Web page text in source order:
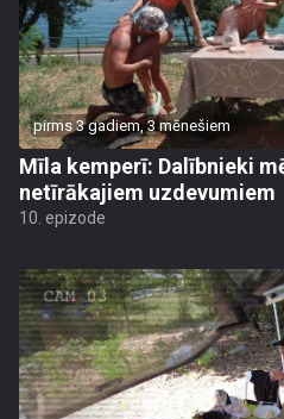
pirms 3 gadiem, 3 mēnešiem
Mīla kemperī: Dalībnieki
netīrākajiem uzdevumiem
10. epizode